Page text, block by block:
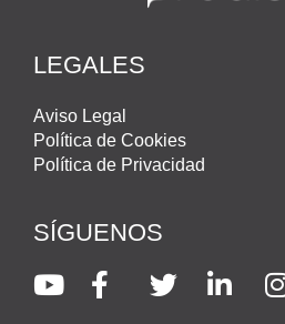
LEGALES
Aviso Legal
Política de Cookies
Política de Privacidad
SÍGUENOS